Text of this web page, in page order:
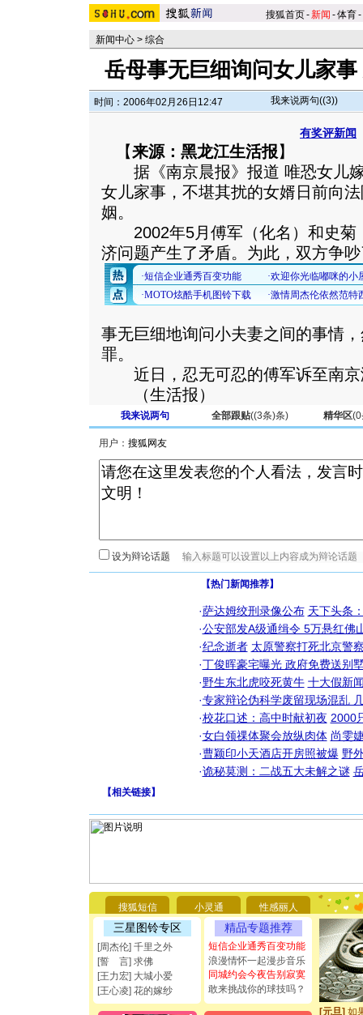
搜狐首页-新闻 -体育-
新闻中心 > 综合
岳母事无巨细询问女儿家
时间：2006年02月26日12:47 我来说两句((3))
有奖评新闻
【来源：黑龙江生活报】
据《南京晨报》报道 唯恐女儿嫁
女儿家事，不堪其扰的女婿日前向
姻。
2002年5月傅军（化名）和史菊
济问题产生了矛盾。为此，双方争
事无巨细地询问小夫妻之间的事情
罪。
近日，忍无可忍的傅军诉至南京
（生活报）
我来说两句 全部跟贴((3条)条) 精华区(0
用户：
设为辩论话题
【热门新闻推荐】
·萨达姆绞刑录像公布 天下头条
·公安部发A级通缉令 5万悬红佛
·纪念逝者 太原警察打死北京警
·丁俊晖豪宅曝光 政府免费送别
·野生东北虎咬死黄牛 十大假新
·专家辩论伪科学废留现场混乱
·校花口述：高中时献初夜 2000
·女白领祼体聚会放纵肉体 尚雯
·曹颖印小天酒店开房照被爆 野
·诡秘莫测：二战五大未解之谜
【相关链接】
搜狐短信 小灵通 性感丽人
三星图铃专区
[周杰伦] 千里之外
[誓 言] 求佛
[王力宏] 大城小爱
[王心凌] 花的嫁纱
精品专题推荐
短信企业通秀百变功能
浪漫情怀一起漫步音乐
同城约会今夜告别寂寞
敢来挑战你的球技吗？
要平安！
[圣诞节]
能正大光
都要快乐
[圣诞节]
如意,快
[元旦]看
断电。爱
你是我专
[元旦] 如